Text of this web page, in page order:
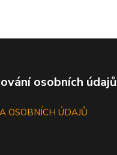
osobních údajů
OSOBNÍCH ÚDAJŮ